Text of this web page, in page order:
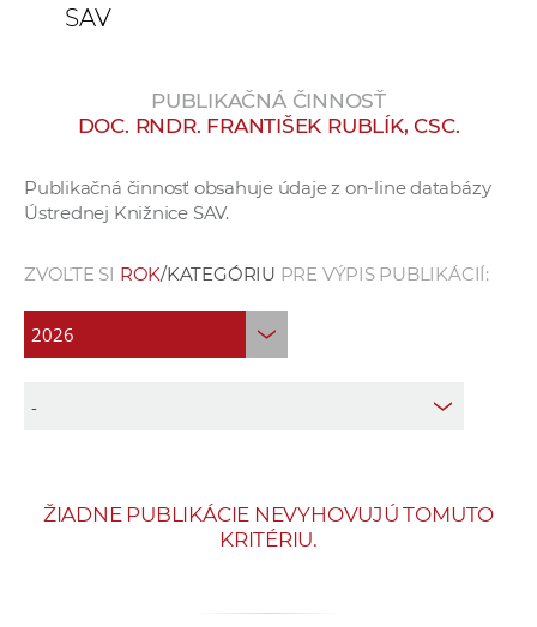
e
p
c
í
c
SAV
PUBLIKAČNÁ ČINNOSŤ
DOC. RNDR. FRANTIŠEK RUBLÍK, CSC.
Publikačná činnosť obsahuje údaje z on-line databázy
Ústrednej Knižnice SAV.
ZVOĽTE SI ROK/KATEGÓRIU PRE VÝPIS PUBLIKÁCIÍ:
ŽIADNE PUBLIKÁCIE NEVYHOVUJÚ TOMUTO
KRITÉRIU.